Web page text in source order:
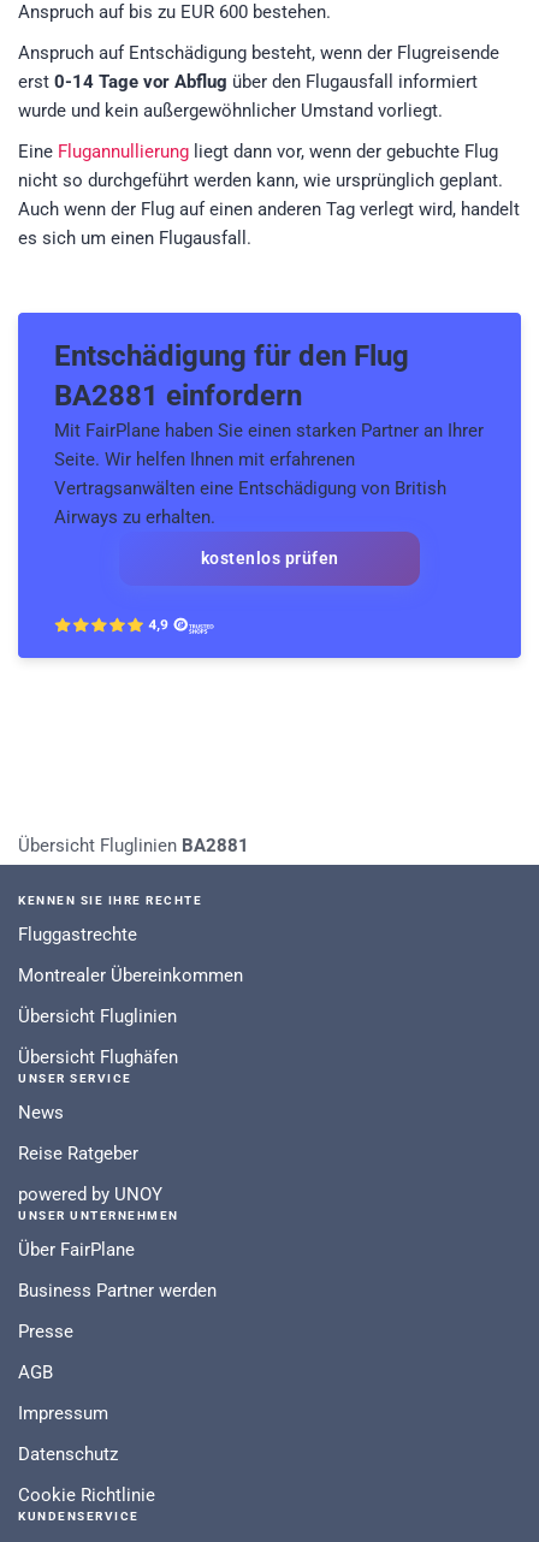
Anspruch auf bis zu EUR 600 bestehen.
Anspruch auf Entschädigung besteht, wenn der Flugreisende
erst 0-14 Tage vor Abflug über den Flugausfall informiert
wurde und kein außergewöhnlicher Umstand vorliegt.
Eine Flugannullierung liegt dann vor, wenn der gebuchte Flug
nicht so durchgeführt werden kann, wie ursprünglich geplant.
Auch wenn der Flug auf einen anderen Tag verlegt wird, handelt
es sich um einen Flugausfall.
Entschädigung für den Flug
BA2881 einfordern
Mit FairPlane haben Sie einen starken Partner an Ihrer
Seite. Wir helfen Ihnen mit erfahrenen
Vertragsanwälten eine Entschädigung von British
Airways zu erhalten.
kostenlos prüfen
Übersicht Fluglinien BA2881
KENNEN SIE IHRE RECHTE
Fluggastrechte
Montrealer Übereinkommen
Übersicht Fluglinien
Übersicht Flughäfen
UNSER SERVICE
News
Reise Ratgeber
powered by UNOY
UNSER UNTERNEHMEN
Über FairPlane
Business Partner werden
Presse
AGB
Impressum
Datenschutz
Cookie Richtlinie
KUNDENSERVICE